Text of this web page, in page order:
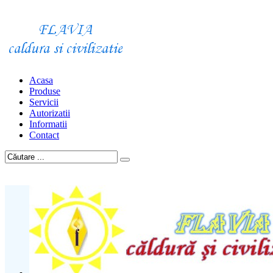
Acasa
Produse
Servicii
Autorizatii
Informatii
Contact